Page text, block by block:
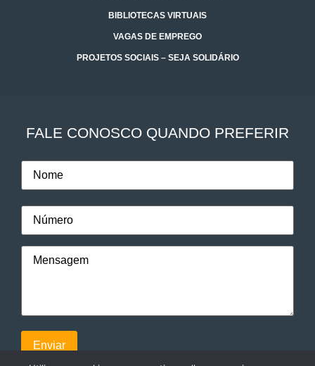
BIBLIOTECAS VIRTUAIS
VAGAS DE EMPREGO
PROJETOS SOCIAIS – SEJA SOLIDÁRIO
FALE CONOSCO QUANDO PREFERIR